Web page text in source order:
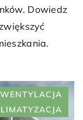
Dowiedz